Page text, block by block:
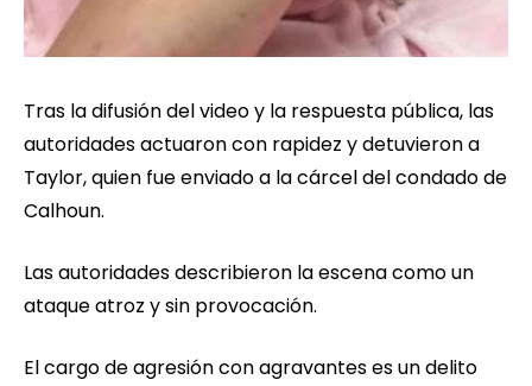
Tras la difusión del video y la respuesta pública, las
autoridades actuaron con rapidez y detuvieron a
Taylor, quien fue enviado a la cárcel del condado de
Calhoun.
Las autoridades describieron la escena como un
ataque atroz y sin provocación.
El cargo de agresión con agravantes es un delito